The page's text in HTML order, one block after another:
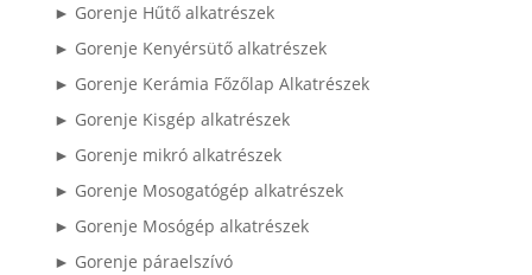
► Gorenje Hűtő alkatrészek
► Gorenje Kenyérsütő alkatrészek
► Gorenje Kerámia Főzőlap Alkatrészek
► Gorenje Kisgép alkatrészek
► Gorenje mikró alkatrészek
► Gorenje Mosogatógép alkatrészek
► Gorenje Mosógép alkatrészek
► Gorenje páraelszívó